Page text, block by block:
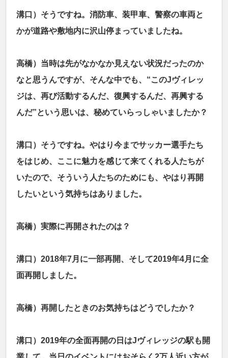
溝口）そうですね。消防車、装甲車、警察の車両と
かが道路や敷地内に沢山停まっていましたね。
高橋）当時は先がなかなか見えない状況だったのか
なと思うんですが、そんな中でも、“このJヴィレッ
ジは、再び活動するんだ、復興するんだ、再興する
んだ”という思いは、秘めていらっしゃいましたか？
溝口）そうですね。やはり今までサッカー選手たち
をはじめ、ここに魅力を感じて来てくれる人たちが
いたので、そういう人たちのためにも、やはり再開
したいという気持ちはありました。
高橋）実際に再開されたのは？
溝口）2018年7月に一部再開、そして2019年4月に全
面再開しました。
高橋）再開したときのお気持ちはどうでしたか？
溝口）2019年の全面再開の日はJヴィレッジの駅も開